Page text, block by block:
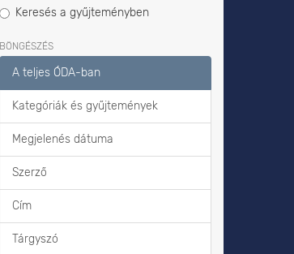
Keresés a gyűjteményben
BÖNGÉSZÉS
A teljes ÓDA-ban
Kategóriák és gyűjtemények
Megjelenés dátuma
Szerző
Cím
Tárgyszó